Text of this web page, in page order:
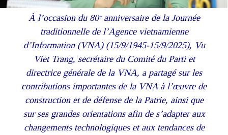
À l’occasion du 80ᵉ anniversaire de la Journée
traditionnelle de l’Agence vietnamienne
d’Information (VNA) (15/9/1945-15/9/2025), Vu
Viet Trang, secrétaire du Comité du Parti et
directrice générale de la VNA, a partagé sur les
contributions importantes de la VNA à l’œuvre de
construction et de défense de la Patrie, ainsi que
sur ses grandes orientations afin de s’adapter aux
changements technologiques et aux tendances de